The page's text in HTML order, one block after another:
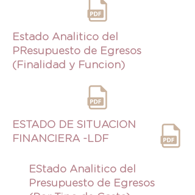
Estado Analitico del
PResupuesto de Egresos
(Finalidad y Funcion)
ESTADO DE SITUACION
FINANCIERA -LDF
EStado Analitico del
Presupuesto de Egresos